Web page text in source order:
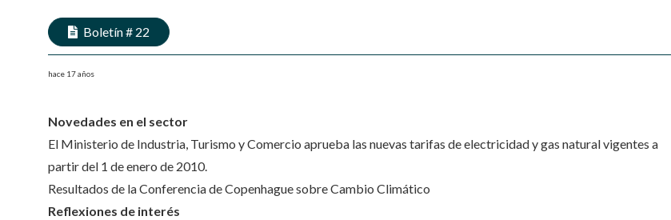
Boletín # 22
hace 17 años
Novedades en el sector
El Ministerio de Industria, Turismo y Comercio aprueba las nuevas tarifas de electricidad y gas natural vigentes a
partir del 1 de enero de 2010.
Resultados de la Conferencia de Copenhague sobre Cambio Climático
Reflexiones de interés